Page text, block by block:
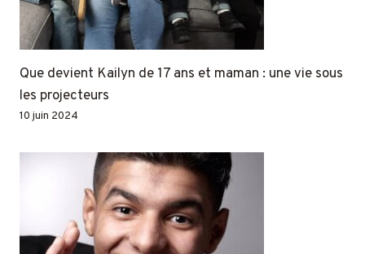
Que devient Kailyn de 17 ans et maman : une vie sous
les projecteurs
10 juin 2024